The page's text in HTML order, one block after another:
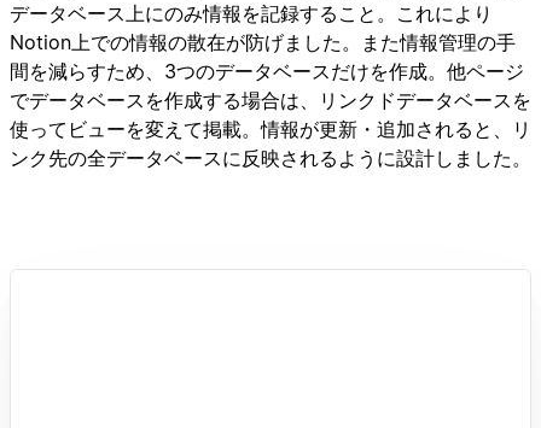
データベース上にのみ情報を記録すること。これにより
Notion上での情報の散在が防げました。また情報管理の手
間を減らすため、3つのデータベースだけを作成。他ページ
でデータベースを作成する場合は、リンクドデータベースを
使ってビューを変えて掲載。情報が更新・追加されると、リ
ンク先の全データベースに反映されるように設計しました。